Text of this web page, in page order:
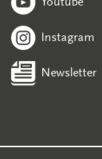
Instagram
Newsletter